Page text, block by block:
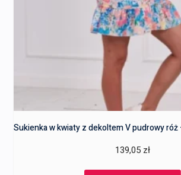
Sukienka w kwiaty z dekoltem V pudrowy
139,05 zł